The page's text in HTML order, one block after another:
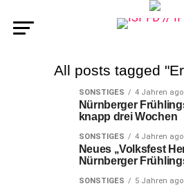
All posts tagged
SONSTIGES 4 Jahren ago
Nürnberger
knapp drei Wochen
SONSTIGES 4 Jahren ago
Neues ,,Volksfest
Nürnberger
SONSTIGES 5 Jahren ago